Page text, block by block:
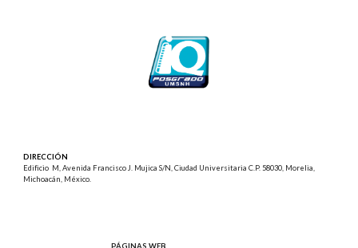
DIRECCIÓN
Edificio M, Avenida Francisco J. Mujica S/N, Ciudad Universitaria C.P. 58030, Morelia,
Michoacán, México.
PÁGINAS WEB